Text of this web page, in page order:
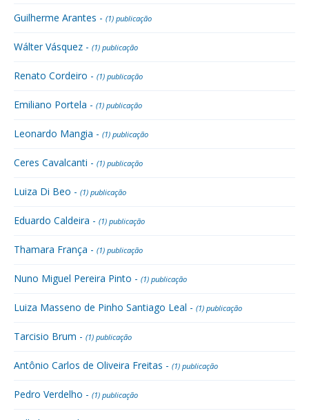
Guilherme Arantes - (1) publicação
Wálter Vásquez - (1) publicação
Renato Cordeiro - (1) publicação
Emiliano Portela - (1) publicação
Leonardo Mangia - (1) publicação
Ceres Cavalcanti - (1) publicação
Luiza Di Beo - (1) publicação
Eduardo Caldeira - (1) publicação
Thamara França - (1) publicação
Nuno Miguel Pereira Pinto - (1) publicação
Luiza Masseno de Pinho Santiago Leal - (1) publicação
Tarcisio Brum - (1) publicação
Antônio Carlos de Oliveira Freitas - (1) publicação
Pedro Verdelho - (1) publicação